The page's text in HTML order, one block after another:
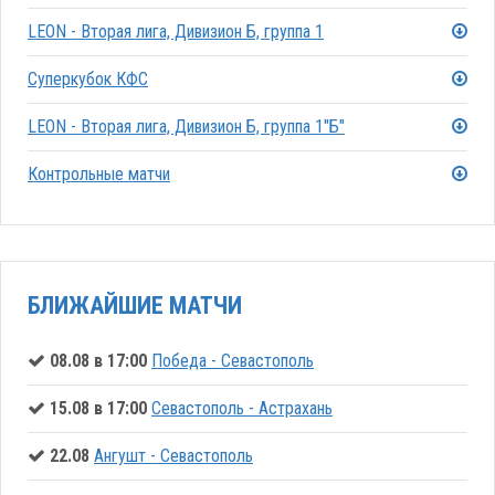
LEON - Вторая лига, Дивизион Б, группа 1
Суперкубок КФС
LEON - Вторая лига, Дивизион Б, группа 1"Б"
Контрольные матчи
БЛИЖАЙШИЕ МАТЧИ
08.08 в 17:00 Победа - Севастополь
15.08 в 17:00 Севастополь - Астрахань
22.08 Ангушт - Севастополь